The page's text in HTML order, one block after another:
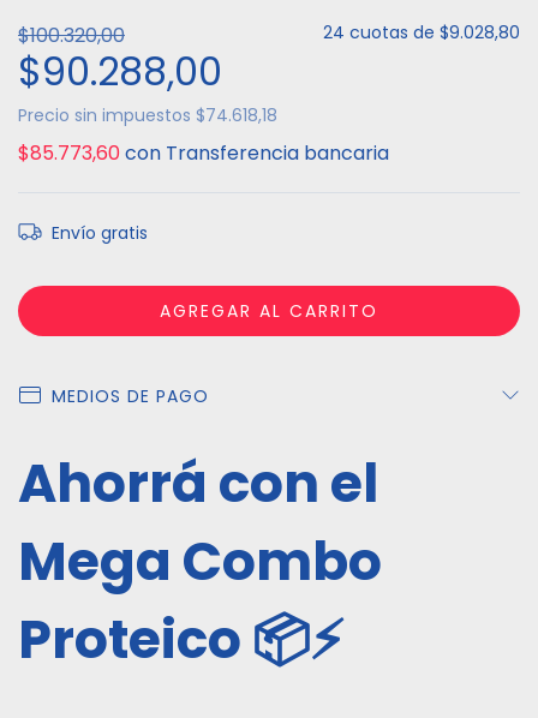
$100.320,00
$90.288,00
24 cuotas de $9.028,80
Precio sin impuestos $74.618,18
$85.773,60con Transferencia bancaria
Envío gratis
MEDIOS DE PAGO
Ahorrá con el
Mega Combo
Proteico 📦⚡